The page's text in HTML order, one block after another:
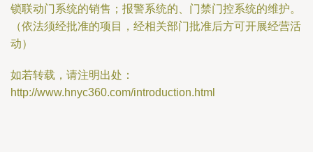
锁联动门系统的销售；报警系统的、门禁门控系统的维护。
（依法须经批准的项目，经相关部门批准后方可开展经营活
动）
如若转载，请注明出处：
http://www.hnyc360.com/introduction.html